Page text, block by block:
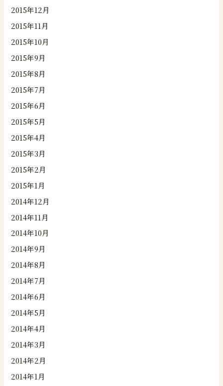
2015年12月
2015年11月
2015年10月
2015年9月
2015年8月
2015年7月
2015年6月
2015年5月
2015年4月
2015年3月
2015年2月
2015年1月
2014年12月
2014年11月
2014年10月
2014年9月
2014年8月
2014年7月
2014年6月
2014年5月
2014年4月
2014年3月
2014年2月
2014年1月